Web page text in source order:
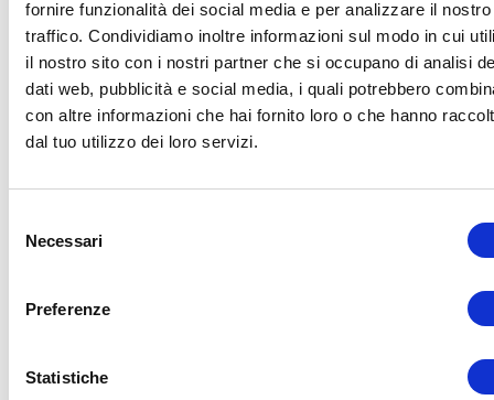
fornire funzionalità dei social media e per analizzare il nostro
traffico. Condividiamo inoltre informazioni sul modo in cui
il nostro sito con i nostri partner che si occupano di analisi
dati web, pubblicità e social media, i quali potrebbero
con altre informazioni che hai fornito loro o che hanno
dal tuo utilizzo dei loro servizi.
delNecessari
Preferenze
Statistiche